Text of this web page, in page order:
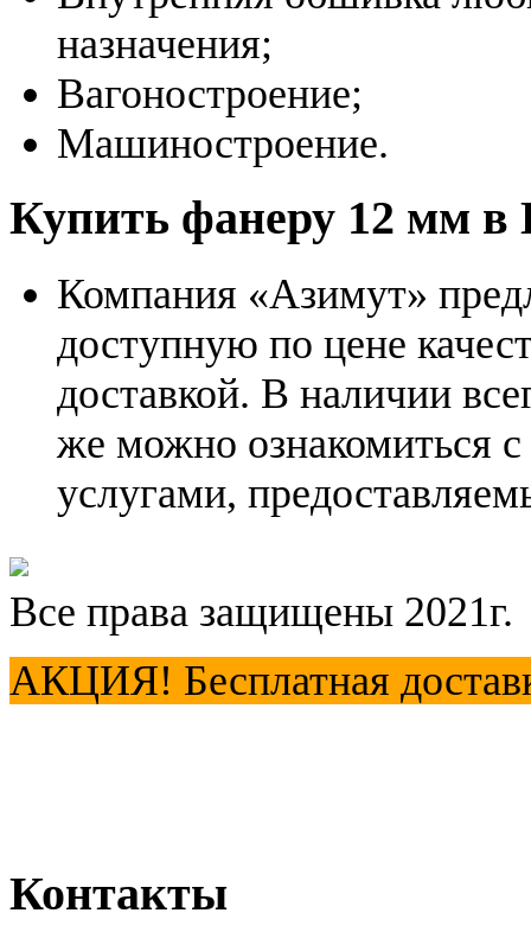
назначения;
Вагоностроение;
Машиностроение.
Купить фанеру 12 мм в
Компания «Азимут»
доступную по цене
доставкой. В наличии
же можно ознакомиться
услугами,
Все права защищены 2021г.
АКЦИЯ! Бесплатная
Контакты